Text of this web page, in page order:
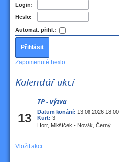
Login:
Heslo:
Automat. přihl.:
Zapomenuté heslo
Kalendář akcí
13
TP - výzva
Datum konání: 13.08.2026 18:00
Kurt: 3
Horr, Mikšíček - Novák, Černý
Vložit akci